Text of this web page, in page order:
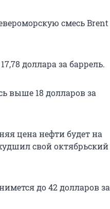
смесь Brent
доллара за баррель.
выше 18 долларов за
цена нефти будет на
свой октябрьский
до 42 долларов за